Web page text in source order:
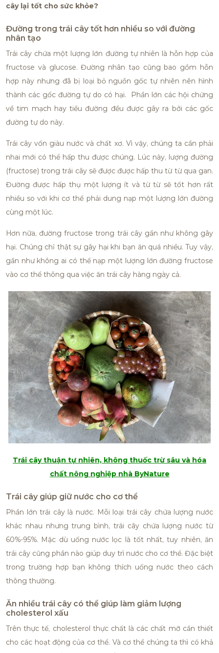
cây lại tốt cho sức khỏe?
Đường trong trái cây tốt hơn nhiều so với đường
nhân tạo
Trái cây chứa một lượng lớn đường tự nhiên là hỗn hợp của
fructose và glucose. Đường nhân tạo cũng bao gồm hỗn
hợp này nhưng đã bị loại bỏ nguồn gốc tự nhiên nên hình
thành các gốc đường tự do có hại. Phần lớn các hội chứng
về tim mạch hay tiểu đường đều được gây ra bởi các gốc
đường tự do này.
Trái cây vốn giàu nước và chất xơ. Vì vậy, chúng ta cần phải
nhai mới có thể hấp thu được chúng. Lúc này, lượng đường
(fructose) trong trái cây sẽ được được hấp thu từ từ qua gan.
Đường được hấp thụ một lượng ít và từ từ sẽ tốt hơn rất
nhiều so với khi cơ thể phải dung nạp một lượng lớn đường
cùng một lúc.
Hơn nữa, đường fructose trong trái cây gần như không gây
hại. Chúng chỉ thật sự gây hại khi bạn ăn quá nhiều. Tuy vậy,
gần như không ai có thể nạp một lượng lớn đường fructose
vào cơ thể thông qua việc ăn trái cây hàng ngày cả.
Trái cây thuận tự nhiên, không thuốc trừ sâu và hóa
chất nông nghiệp nhà ByNature
Trái cây giúp giữ nước cho cơ thể
Phần lớn trái cây là nước. Mỗi loại trái cây chứa lượng nước
khác nhau nhưng trung bình, trái cây chứa lượng nước từ
60%-95%. Mặc dù uống nước lọc là tốt nhất, tuy nhiên, ăn
trái cây cũng phần nào giúp duy trì nước cho cơ thể. Đặc biệt
trong trường hợp bạn không thích uống nước theo cách
thông thường.
Ăn nhiều trái cây có thể giúp làm giảm lượng
cholesterol xấu
Trên thực tế, cholesterol thực chất là các chất mỡ cần thiết
cho các hoạt động của cơ thể. Và cơ thể chúng ta thì có khả